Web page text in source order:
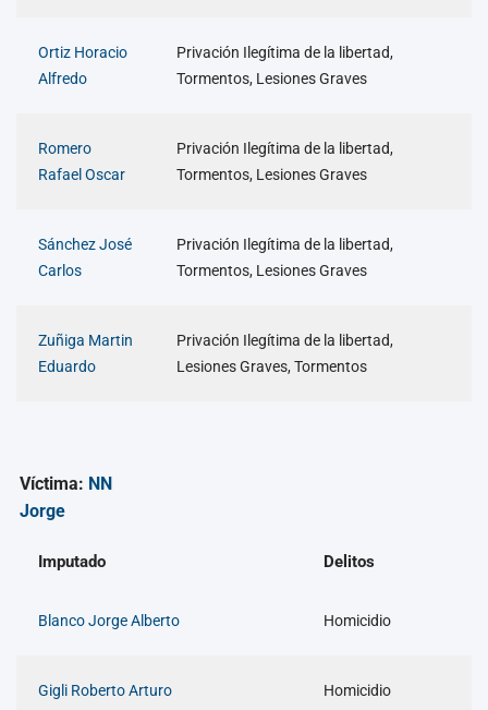
Ortiz Horacio
Alfredo
Privación Ilegítima de la libertad,
Tormentos, Lesiones Graves
Romero
Rafael Oscar
Privación Ilegítima de la libertad,
Tormentos, Lesiones Graves
Sánchez José
Carlos
Privación Ilegítima de la libertad,
Tormentos, Lesiones Graves
Zuñiga Martin
Eduardo
Privación Ilegítima de la libertad,
Lesiones Graves, Tormentos
Víctima: NN
Jorge
Imputado Delitos
Blanco Jorge Alberto Homicidio
Gigli Roberto Arturo Homicidio